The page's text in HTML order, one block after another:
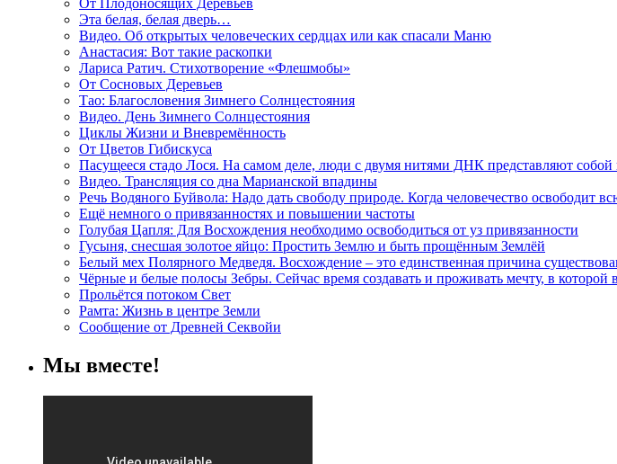
От Плодоносящих Деревьев
Эта белая, белая дверь…
Видео. Об открытых человеческих сердцах или как спасали Маню
Анастасия: Вот такие раскопки
Лариса Ратич. Стихотворение «Флешмобы»
От Сосновых Деревьев
Тао: Благословения Зимнего Солнцестояния
Видео. День Зимнего Солнцестояния
Циклы Жизни и Вневремённость
От Цветов Гибискуса
Пасущееся стадо Лося. На самом деле, люди с двумя нитями ДНК представляют собой
Видео. Трансляция со дна Марианской впадины
Речь Водяного Буйвола: Надо дать свободу природе. Когда человечество освободит
Ещё немного о привязанностях и повышении частоты
Голубая Цапля: Для Восхождения необходимо освободиться от уз привязанности
Гусыня, снесшая золотое яйцо: Простить Землю и быть прощённым Землёй
Белый мех Полярного Медведя. Восхождение – это единственная причина
Чёрные и белые полосы Зебры. Сейчас время создавать и проживать мечту, в
Прольётся потоком Свет
Рамта: Жизнь в центре Земли
Сообщение от Древней Секвойи
Мы вместе!